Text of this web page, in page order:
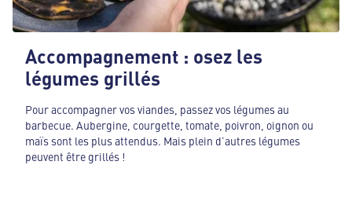
Accompagnement : osez les
légumes grillés
Pour accompagner vos viandes, passez vos légumes au
barbecue. Aubergine, courgette, tomate, poivron, oignon ou
maïs sont les plus attendus. Mais plein d’autres légumes
peuvent être grillés !